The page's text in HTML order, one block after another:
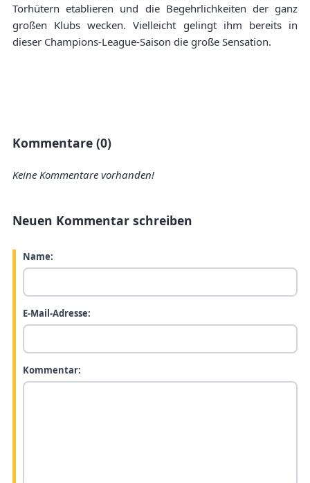
Torhütern etablieren und die Begehrlichkeiten der ganz
großen Klubs wecken. Vielleicht gelingt ihm bereits in
dieser Champions-League-Saison die große Sensation.
Kommentare (0)
Keine Kommentare vorhanden!
Neuen Kommentar schreiben
Name:
E-Mail-Adresse:
Kommentar: